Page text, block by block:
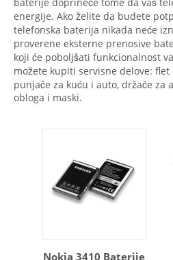
energije. Ako želite da budete
telefonska baterija nikada neće
proverene eksterne prenosive
koji će poboljšati funkcionalnost
možete kupiti servisne delove: flet
punjače za kuću i auto, držače za
obloga i maski.
Nokia 3410 Baterije